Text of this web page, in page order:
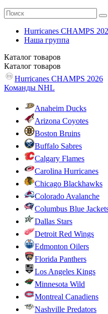
Hurricanes CHAMPS
Наша группа
Каталог товаров
Каталог товаров
Hurricanes CHAMPS 2026
Команды NHL
Anaheim Ducks
Arizona Coyotes
Boston Bruins
Buffalo Sabres
Calgary Flames
Carolina Hurricanes
Chicago Blackhawks
Colorado Avalanche
Columbus Blue
Dallas Stars
Detroit Red Wings
Edmonton Oilers
Florida Panthers
Los Angeles Kings
Minnesota Wild
Montreal Canadiens
Nashville Predators